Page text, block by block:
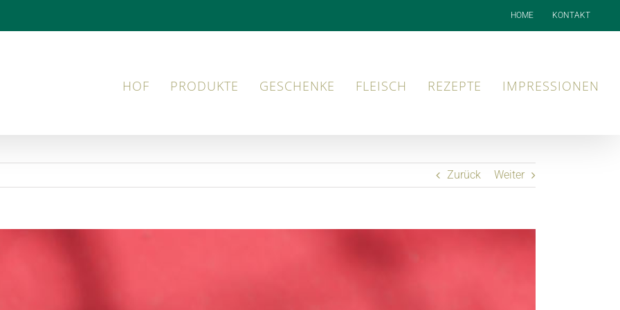
HOME KONTAKT
HOF PRODUKTE GESCHENKE FLEISCH REZEPTE IMPRESSIONEN
Zurück Weiter